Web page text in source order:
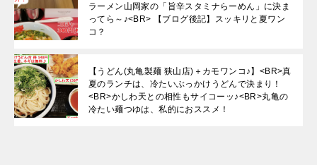
ラーメン山岡家の「旨辛スタミナらーめん」に決ま
ってら～♪<BR> 【ブログ後記】スッキリと夏ワン
コ？
【うどん(丸亀製麺 狭山店)＋カモワンコ♪】<BR>真
夏のランチは、冷たいぶっかけうどんで決まり！
<BR>かしわ天との相性もサイコーッ♪<BR>丸亀の
冷たい麺つゆは、私的におススメ！